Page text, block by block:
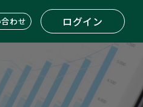
わせ ログイン